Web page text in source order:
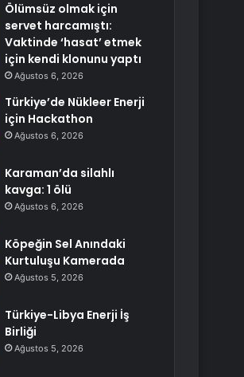
Ölümsüz olmak için
servet harcamıştı:
Vaktinde ‘hasat’ etmek
için kendi klonunu yaptı
Ağustos 6, 2026
Türkiye’de Nükleer Enerji
için Hackathon
Ağustos 6, 2026
Karaman’da silahlı
kavga: 1 ölü
Ağustos 6, 2026
Köpeğin Sel Anındaki
Kurtuluşu Kamerada
Ağustos 5, 2026
Türkiye-Libya Enerji İş
Birliği
Ağustos 5, 2026